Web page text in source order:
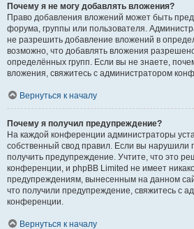
Почему я не могу добавлять вложения?
Право добавления вложений может быть
форума, группы или пользователя.
не разрешить добавление вложений в
возможно, что добавлять вложения
определённых групп. Если вы не знаете,
вложения, свяжитесь с администратором
Вернуться к началу
Почему я получил предупреждение?
На каждой конференции администраторы
собственный свод правил. Если вы нарушили
получить предупреждение. Учтите, что это
конференции, и phpBB Limited не имеет
предупреждениям, вынесенным на данном
что получили предупреждение, свяжитесь с
конференции.
Вернуться к началу